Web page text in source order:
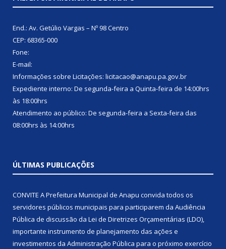
End.: Av. Getúlio Vargas – Nº 98 Centro
CEP: 68365-000
Fone:
E-mail:
Informações sobre Licitações: licitacao@anapu.pa.gov.br
Expediente interno: De segunda-feira a Quinta-feira de 14:00hrs
às 18:00hrs
Atendimento ao público: De segunda-feira a Sexta-feira das
08:00hrs às 14:00hrs
ÚLTIMAS PUBLICAÇÕES
CONVITE A Prefeitura Municipal de Anapu convida todos os
servidores públicos municipais para participarem da Audiência
Pública de discussão da Lei de Diretrizes Orçamentárias (LDO),
importante instrumento de planejamento das ações e
investimentos da Administração Pública para o próximo exercício